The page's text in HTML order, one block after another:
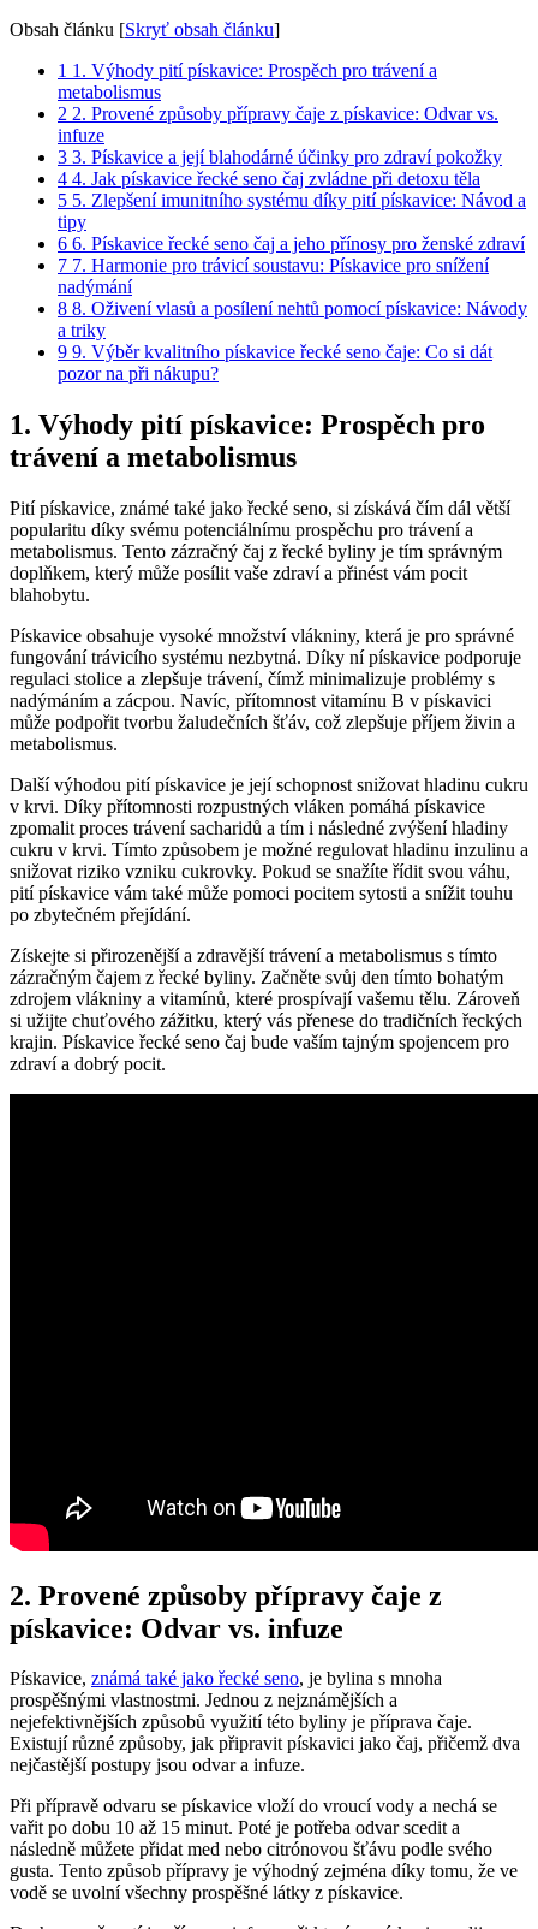
Obsah článku [Skryť obsah článku]
1 1. Výhody pití pískavice: Prospěch pro trávení a
metabolismus
2 2. Provené způsoby přípravy čaje z pískavice: Odvar vs.
infuze
3 3. Pískavice a její blahodárné účinky pro zdraví pokožky
4 4. Jak pískavice řecké seno čaj zvládne při detoxu těla
5 5. Zlepšení imunitního systému díky pití pískavice: Návod a
tipy
6 6. Pískavice řecké seno čaj a jeho přínosy pro ženské zdraví
7 7. Harmonie pro trávicí soustavu: Pískavice pro snížení
nadýmání
8 8. Oživení vlasů a posílení nehtů pomocí pískavice: Návody
a triky
9 9. Výběr kvalitního pískavice řecké seno čaje: Co si dát
pozor na při nákupu?
1. Výhody pití pískavice: Prospěch pro
trávení a metabolismus
Pití pískavice, známé také jako řecké seno, si získává čím dál větší
popularitu díky svému potenciálnímu prospěchu pro trávení a
metabolismus. Tento zázračný čaj z řecké byliny je tím správným
doplňkem, který může posílit vaše zdraví a přinést vám pocit
blahobytu.
Pískavice obsahuje vysoké množství vlákniny, která je pro správné
fungování trávicího systému nezbytná. Díky ní pískavice podporuje
regulaci stolice a zlepšuje trávení, čímž minimalizuje problémy s
nadýmáním a zácpou. Navíc, přítomnost vitamínu B v pískavici
může podpořit tvorbu žaludečních šťáv, což zlepšuje příjem živin a
metabolismus.
Další výhodou pití pískavice je její schopnost snižovat hladinu cukru
v krvi. Díky přítomnosti rozpustných vláken pomáhá pískavice
zpomalit proces trávení sacharidů a tím i následné zvýšení hladiny
cukru v krvi. Tímto způsobem je možné regulovat hladinu inzulinu a
snižovat riziko vzniku cukrovky. Pokud se snažíte řídit svou váhu,
pití pískavice vám také může pomoci pocitem sytosti a snížit touhu
po zbytečném přejídání.
Získejte si přirozenější a zdravější trávení a metabolismus s tímto
zázračným čajem z řecké byliny. Začněte svůj den tímto bohatým
zdrojem vlákniny a vitamínů, které prospívají vašemu tělu. Zároveň
si užijte chuťového zážitku, který vás přenese do tradičních řeckých
krajin. Pískavice řecké seno čaj bude vaším tajným spojencem pro
zdraví a dobrý pocit.
2. Provené způsoby přípravy čaje z
pískavice: Odvar vs. infuze
Pískavice, známá také jako řecké seno, je bylina s mnoha
prospěšnými vlastnostmi. Jednou z nejznámějších a
nejefektivnějších způsobů využití této byliny je příprava čaje.
Existují různé způsoby, jak připravit pískavici jako čaj, přičemž dva
nejčastější postupy jsou odvar a infuze.
Při přípravě odvaru se pískavice vloží do vroucí vody a nechá se
vařit po dobu 10 až 15 minut. Poté je potřeba odvar scedit a
následně můžete přidat med nebo citrónovou šťávu podle svého
gusta. Tento způsob přípravy je výhodný zejména díky tomu, že ve
vodě se uvolní všechny prospěšné látky z pískavice.